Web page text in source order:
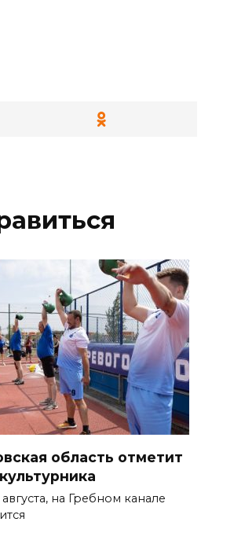
область отметит
на Гребном канале